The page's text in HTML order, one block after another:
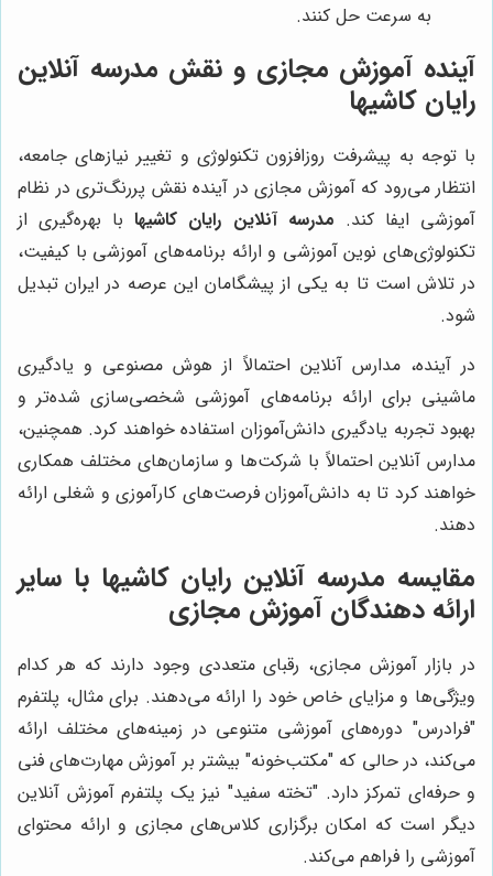
به سرعت حل کنند.
آینده آموزش مجازی و نقش مدرسه آنلاین
رایان کاشیها
با توجه به پیشرفت روزافزون تکنولوژی و تغییر نیازهای جامعه،
انتظار می‌رود که آموزش مجازی در آینده نقش پررنگ‌تری در نظام
آموزشی ایفا کند. مدرسه آنلاین رایان کاشیهابا بهره‌گیری از
تکنولوژی‌های نوین آموزشی و ارائه برنامه‌های آموزشی با کیفیت،
در تلاش است تا به یکی از پیشگامان این عرصه در ایران تبدیل
شود.
در آینده، مدارس آنلاین احتمالاً از هوش مصنوعی و یادگیری
ماشینی برای ارائه برنامه‌های آموزشی شخصی‌سازی شده‌تر و
بهبود تجربه یادگیری دانش‌آموزان استفاده خواهند کرد. همچنین،
مدارس آنلاین احتمالاً با شرکت‌ها و سازمان‌های مختلف همکاری
خواهند کرد تا به دانش‌آموزان فرصت‌های کارآموزی و شغلی ارائه
دهند.
مقایسه مدرسه آنلاین رایان کاشیها با سایر
ارائه دهندگان آموزش مجازی
در بازار آموزش مجازی، رقبای متعددی وجود دارند که هر کدام
ویژگی‌ها و مزایای خاص خود را ارائه می‌دهند. برای مثال، پلتفرم
"فرادرس" دوره‌های آموزشی متنوعی در زمینه‌های مختلف ارائه
می‌کند، در حالی که "مکتب‌خونه" بیشتر بر آموزش مهارت‌های فنی
و حرفه‌ای تمرکز دارد. "تخته سفید" نیز یک پلتفرم آموزش آنلاین
دیگر است که امکان برگزاری کلاس‌های مجازی و ارائه محتوای
آموزشی را فراهم می‌کند.